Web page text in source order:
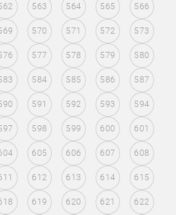
563 564 565 566
570 571 572 573
577 578 579 580
584 585 586 587
591 592 593 594
598 599 600 601
605 606 607 608
612 613 614 615
619 620 621 622